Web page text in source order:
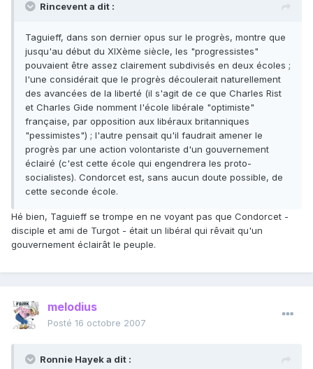
Rincevent a dit :
Taguieff, dans son dernier opus sur le progrès, montre que
jusqu'au début du XIXème siècle, les "progressistes"
pouvaient être assez clairement subdivisés en deux écoles ;
l'une considérait que le progrès découlerait naturellement
des avancées de la liberté (il s'agit de ce que Charles Rist
et Charles Gide nomment l'école libérale "optimiste"
française, par opposition aux libéraux britanniques
"pessimistes") ; l'autre pensait qu'il faudrait amener le
progrès par une action volontariste d'un gouvernement
éclairé (c'est cette école qui engendrera les proto-
socialistes). Condorcet est, sans aucun doute possible, de
cette seconde école.
Hé bien, Taguieff se trompe en ne voyant pas que Condorcet -
disciple et ami de Turgot - était un libéral qui rêvait qu'un
gouvernement éclairât le peuple.
melodius
Posté 16 octobre 2007
Ronnie Hayek a dit :